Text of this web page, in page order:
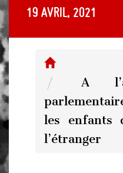
19 avril, 2021
A
les enfants
l’étranger